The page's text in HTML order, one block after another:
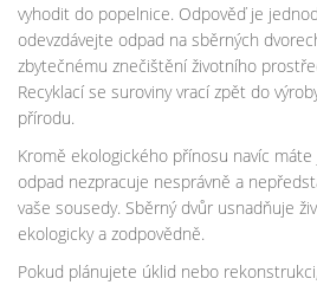
vyhodit do popelnice. Odpověď je
odevzdávejte odpad na sběrných
zbytečnému znečištění životního
Recyklací se suroviny vrací zpět do
přírodu.
Kromě ekologického přínosu navíc
odpad nezpracuje nesprávně a
vaše sousedy. Sběrný dvůr usnadňuje
ekologicky a zodpovědně.
Pokud plánujete úklid nebo